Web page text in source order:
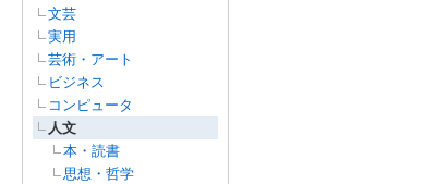
文芸
実用
芸術・アート
ビジネス
コンピュータ
人文
本・読書
思想・哲学